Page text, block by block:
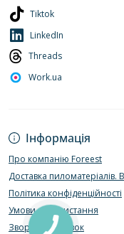
Інформація
Про компанію Foreest
Доставка
Політика конфіденційності
Умови використання
Зворотній зв’язок
Tiktok
LinkedIn
Threads
Work.ua